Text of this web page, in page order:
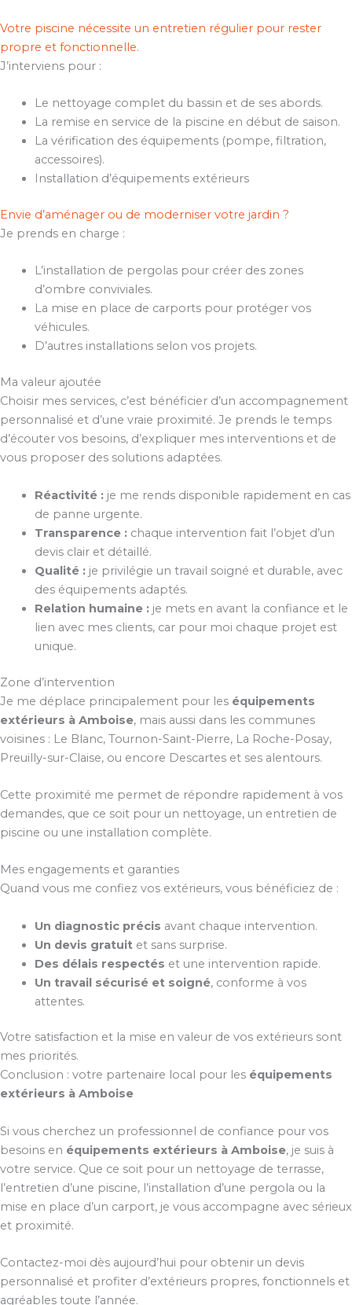
Votre piscine nécessite un entretien régulier pour rester
propre et fonctionnelle.
J’interviens pour :
Le nettoyage complet du bassin et de ses abords.
La remise en service de la piscine en début de saison.
La vérification des équipements (pompe, filtration,
accessoires).
Installation d’équipements extérieurs
Envie d’aménager ou de moderniser votre jardin ?
Je prends en charge :
L’installation de pergolas pour créer des zones
d’ombre conviviales.
La mise en place de carports pour protéger vos
véhicules.
D’autres installations selon vos projets.
Ma valeur ajoutée
Choisir mes services, c’est bénéficier d’un accompagnement
personnalisé et d’une vraie proximité. Je prends le temps
d’écouter vos besoins, d’expliquer mes interventions et de
vous proposer des solutions adaptées.
Réactivité :je me rends disponible rapidement en cas
de panne urgente.
Transparence :chaque intervention fait l’objet d’un
devis clair et détaillé.
Qualité :je privilégie un travail soigné et durable, avec
des équipements adaptés.
Relation humaine :je mets en avant la confiance et le
lien avec mes clients, car pour moi chaque projet est
unique.
Zone d’intervention
Je me déplace principalement pour les équipements
extérieurs à Amboise, mais aussi dans les communes
voisines : Le Blanc, Tournon-Saint-Pierre, La Roche-Posay,
Preuilly-sur-Claise, ou encore Descartes et ses alentours.
Cette proximité me permet de répondre rapidement à vos
demandes, que ce soit pour un nettoyage, un entretien de
piscine ou une installation complète.
Mes engagements et garanties
Quand vous me confiez vos extérieurs, vous bénéficiez de :
Un diagnostic précis avant chaque intervention.
Un devis gratuitet sans surprise.
Des délais respectés et une intervention rapide.
Un travail sécurisé et soigné, conforme à vos
attentes.
Votre satisfaction et la mise en valeur de vos extérieurs sont
mes priorités.
Conclusion : votre partenaire local pour les équipements
extérieurs à Amboise
Si vous cherchez un professionnel de confiance pour vos
besoins en équipements extérieurs à Amboise, je suis à
votre service. Que ce soit pour un nettoyage de terrasse,
l’entretien d’une piscine, l’installation d’une pergola ou la
mise en place d’un carport, je vous accompagne avec sérieux
et proximité.
Contactez-moi dès aujourd’hui pour obtenir un devis
personnalisé et profiter d’extérieurs propres, fonctionnels et
agréables toute l’année.